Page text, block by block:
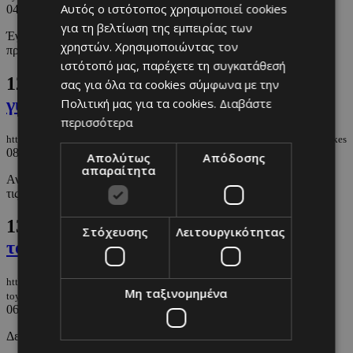
04/12/2024|CELEBS
Έγινε αμέσως viral η σιλουέτα της 43χρονης κόρης του νέου
προέδρου των ΗΠΑ
12.
Νίκη για τον Trump...Ήττα για τις
γυναίκες
https://m.must.com.cy/gr/people/celebs/niki-gia-ton-trump-itta-gia-tis-gynaikes
08/11/2024
CELEBS
Αναλύουμε τις συνέπειες εκλογής του Donald Trump όσο αφορά
τις γυναίκες.
13.
Ο Trump γιορτάζει με την οικογένειά
του επι σκηνής
https://m.must.com.cy/gr/people/news/o-trump-giortazei-me-tin-oikogeneia-
toy-epi-skinis
06/11/2024
Δείτε τις φωτογραφίες.
Αυτός ο ιστότοπος χρησιμοποιεί cookies
για τη βελτίωση της εμπειρίας των
χρηστών. Χρησιμοποιώντας τον
ιστότοπό μας, παρέχετε τη συγκατάθεσή
σας για όλα τα cookies σύμφωνα με την
Πολιτική μας για τα cookies. Διαβάστε
περισσότερα
Απολύτως
απαραίτητα
Απόδοσης
Στόχευσης Λειτουργικότητας
Μη ταξινομημένα